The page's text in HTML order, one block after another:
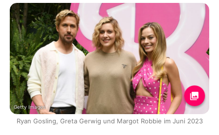
Getty Images
Ryan Gosling, Greta Gerwig und Margot Robbie im Juni 2023